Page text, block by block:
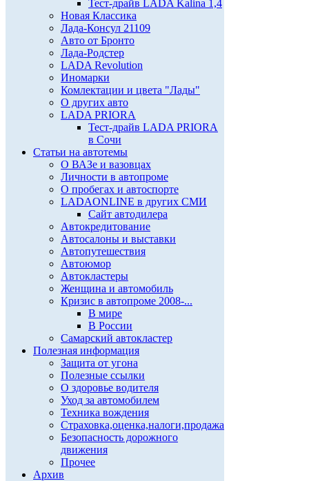
Тест-драйв LADA Kalina 1,4
Новая Классика
Лада-Консул 21109
Авто от Бронто
Лада-Родстер
LADA Revolution
Иномарки
Комлектации и цвета "Лады"
О других авто
LADA PRIORA
Тест-драйв LADA PRIORA
в Сочи
Статьи на автотемы
О ВАЗе и вазовцах
Личности в автопроме
О пробегах и автоспорте
LADAONLINE в других СМИ
Сайт автодилера
Автокредитование
Автосалоны и выставки
Автопутешествия
Автоюмор
Автокластеры
Женщина и автомобиль
Кризис в автопроме 2008-...
В мире
В России
Самарский автокластер
Полезная информация
Защита от угона
Полезные ссылки
О здоровье водителя
Уход за автомобилем
Техника вождения
Страховка,оценка,налоги,продажа
Безопасность дорожного
движения
Прочее
Архив